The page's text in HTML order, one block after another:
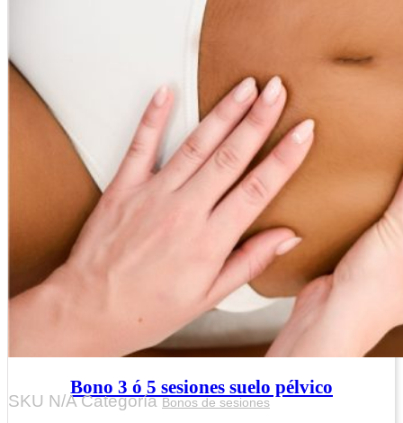
Bono 3 ó 5 sesiones suelo pélvico
SKU N/ACategoría Bonos de sesiones